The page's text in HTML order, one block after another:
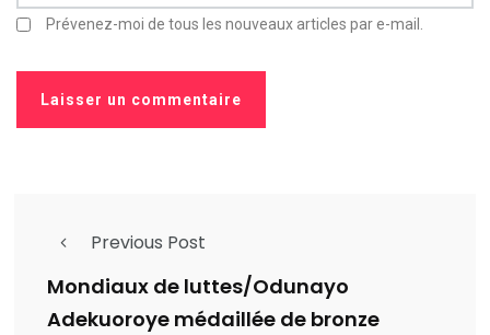
Prévenez-moi de tous les nouveaux articles par e-mail.
Previous Post
Mondiaux de luttes/Odunayo
Adekuoroye médaillée de bronze